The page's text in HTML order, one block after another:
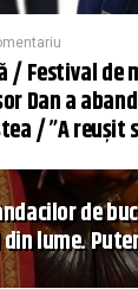
/ Festival de
Dan a
/ ”A reușit
de
lume.